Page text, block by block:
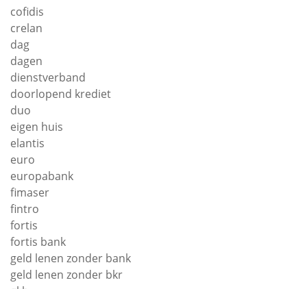
cofidis
crelan
dag
dagen
dienstverband
doorlopend krediet
duo
eigen huis
elantis
euro
europabank
fimaser
fintro
fortis
fortis bank
geld lenen zonder bank
geld lenen zonder bkr